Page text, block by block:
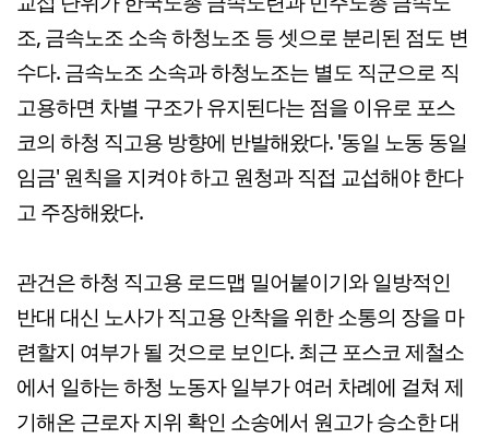
조, 금속노조 소속 하청노조 등 셋으로 분리된 점도 변
수다. 금속노조 소속과 하청노조는 별도 직군으로 직
고용하면 차별 구조가 유지된다는 점을 이유로 포스
코의 하청 직고용 방향에 반발해왔다. '동일 노동 동일
임금' 원칙을 지켜야 하고 원청과 직접 교섭해야 한다
고 주장해왔다.
관건은 하청 직고용 로드맵 밀어붙이기와 일방적인
반대 대신 노사가 직고용 안착을 위한 소통의 장을 마
련할지 여부가 될 것으로 보인다. 최근 포스코 제철소
에서 일하는 하청 노동자 일부가 여러 차례에 걸쳐 제
기해온 근로자 지위 확인 소송에서 원고가 승소한 대